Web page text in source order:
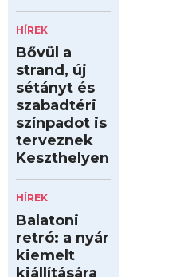
HÍREK
Bővül a
strand, új
sétányt és
szabadtéri
színpadot is
terveznek
Keszthelyen
HÍREK
Balatoni
retró: a nyár
kiemelt
kiállítására